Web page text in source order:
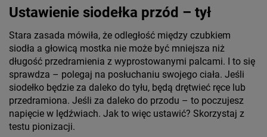
Ustawienie siodełka przód – tył
Stara zasada mówiła, że odległość między czubkiem
siodła a głowicą mostka nie może być mniejsza niż
długość przedramienia z wyprostowanymi palcami. I to się
sprawdza – polegaj na posłuchaniu swojego ciała. Jeśli
siodełko będzie za daleko do tyłu, będą drętwieć ręce lub
przedramiona. Jeśli za daleko do przodu – to poczujesz
napięcie w lędźwiach. Jak to więc ustawić? Skorzystaj z
testu pionizacji.